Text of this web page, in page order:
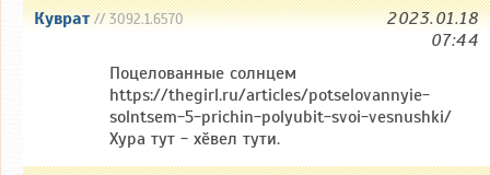
Куврат// 3092.1.6570
2023.01.18
07:44
Поцелованные солнцем
https://thegirl.ru/articles/potselovannyie-
solntsem-5-prichin-polyubit-svoi-vesnushki/
Хура тут - хӗвел тути.